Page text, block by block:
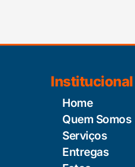
Institucional
Home
Quem Somos
Serviços
Entregas